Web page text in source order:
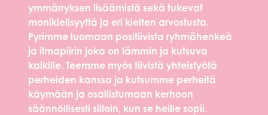
ymmärryksen lisäämistä sekä tukevat
monikielisyyttä ja eri kielten arvostusta.
Pyrimme luomaan positiivista ryhmähenkeä
ja ilmapiirin joka on lämmin ja kutsuva
kaikille. Teemme myös tiivistä yhteistyötä
perheiden kanssa ja kutsumme perheitä
käymään ja osallistumaan kerhoon
säännöllisesti silloin, kun se heille sopii.